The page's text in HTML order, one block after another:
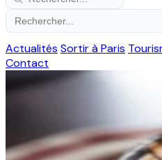
Actualités Sortir à Paris
Contact